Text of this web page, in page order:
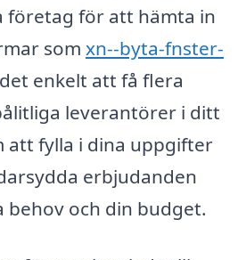
företag för att hämta in
som xn--byta-fnster-
enkelt att få flera
leverantörer i ditt
att fylla i dina uppgifter
erbjudanden
behov och din budget.